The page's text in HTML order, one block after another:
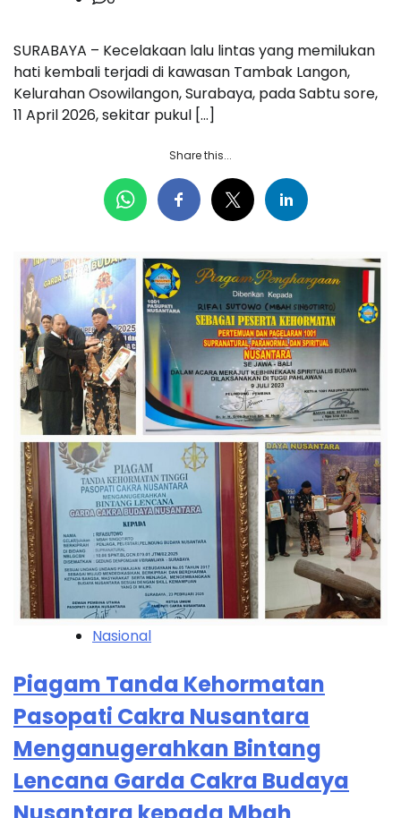
SURABAYA – Kecelakaan lalu lintas yang memilukan
hati kembali terjadi di kawasan Tambak Langon,
Kelurahan Osowilangon, Surabaya, pada Sabtu sore,
11 April 2026, sekitar pukul […]
Share this...
Nasional
Piagam Tanda Kehormatan
Pasopati Cakra Nusantara
Menganugerahkan Bintang
Lencana Garda Cakra Budaya